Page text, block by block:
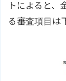
トによると、
る審査項目は